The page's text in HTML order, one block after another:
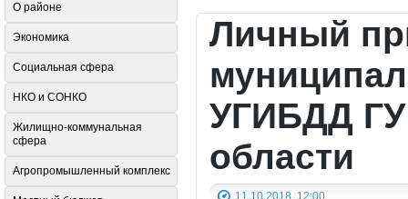
Личный
УГИБДД ГУ
области
11.10.2018, 12:00
О районе
Экономика
Социальная сфера
НКО и СОНКО
Жилищно-коммунальная
сфера
Агропромышленный комплекс